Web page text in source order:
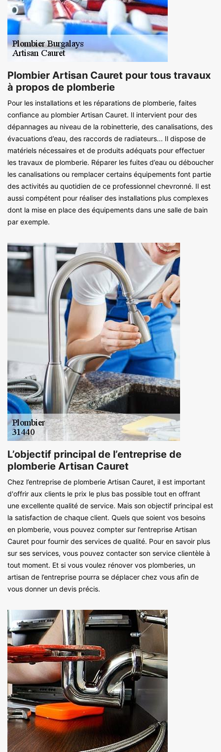
Plombier Artisan Cauret pour tous travaux
à propos de plomberie
Pour les installations et les réparations de plomberie, faites
confiance au plombier Artisan Cauret. Il intervient pour des
dépannages au niveau de la robinetterie, des canalisations, des
évacuations d’eau, des raccords de radiateurs... Il dispose de
matériels nécessaires et de produits adéquats pour effectuer
les travaux de plomberie. Réparer les fuites d’eau ou déboucher
les canalisations ou remplacer certains équipements font partie
des activités au quotidien de ce professionnel chevronné. Il est
aussi compétent pour réaliser des installations plus complexes
dont la mise en place des équipements dans une salle de bain
par exemple.
L’objectif principal de l’entreprise de
plomberie Artisan Cauret
Chez l’entreprise de plomberie Artisan Cauret, il est important
d'offrir aux clients le prix le plus bas possible tout en offrant
une excellente qualité de service. Mais son objectif principal est
la satisfaction de chaque client. Quels que soient vos besoins
en plomberie, vous pouvez compter sur l’entreprise Artisan
Cauret pour fournir des services de qualité. Pour en savoir plus
sur ses services, vous pouvez contacter son service clientèle à
tout moment. Et si vous voulez rénover vos plomberies, un
artisan de l’entreprise pourra se déplacer chez vous afin de
vous donner un devis précis.